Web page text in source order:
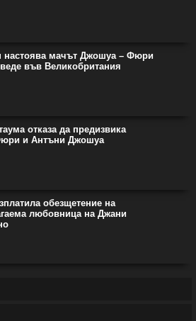
настоява мачът Джошуа – Фюри
във Великобритания
отказа да предизвика
и Антъни Джошуа
обезщетение на
любовница на Джани